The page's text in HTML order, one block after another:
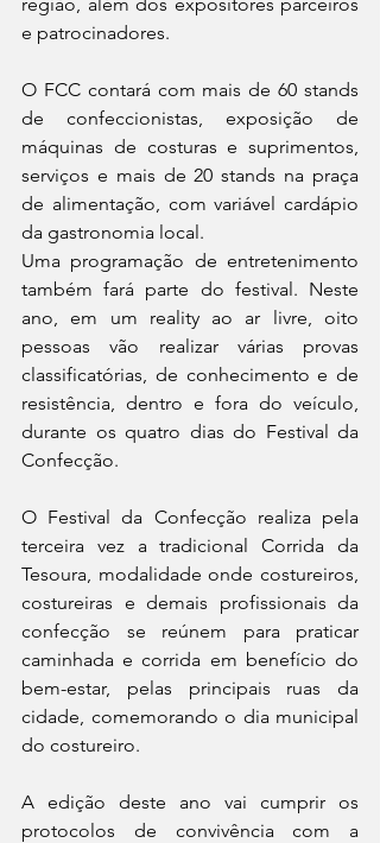
e patrocinadores.
O FCC contará com mais de 60 stands
de confeccionistas, exposição de
máquinas de costuras e suprimentos,
serviços e mais de 20 stands na praça
de alimentação, com variável cardápio
da gastronomia local.
Uma programação de entretenimento
também fará parte do festival. Neste
ano, em um reality ao ar livre, oito
pessoas vão realizar várias provas
classificatórias, de conhecimento e de
resistência, dentro e fora do veículo,
durante os quatro dias do Festival da
Confecção.
O Festival da Confecção realiza pela
terceira vez a tradicional Corrida da
Tesoura, modalidade onde costureiros,
costureiras e demais profissionais da
confecção se reúnem para praticar
caminhada e corrida em benefício do
bem-estar, pelas principais ruas da
cidade, comemorando o dia municipal
do costureiro.
A edição deste ano vai cumprir os
protocolos de convivência com a